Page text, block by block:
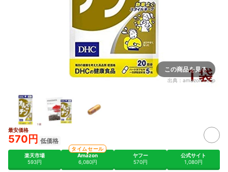
オバブ末、麻
の実末、穀物
麹(白米、大
麦、赤米、玄
酸、パントテ
ン酸カルシウ
ン、オルニチ
ン、ゼラチ
この商品を見る
出典： amazon.co.jp
最安価格
570円 低価格
楽天市場
593円
Amazon
6,080円
タイムセール
ヤフー
570円
公式サイト
1,080円